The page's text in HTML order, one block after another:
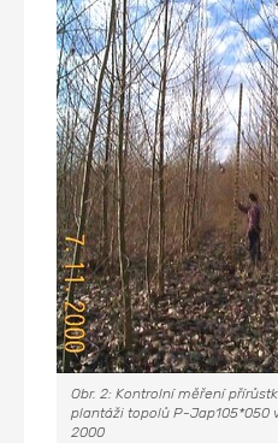
Obr. 2: Kontrolní měření
plantáži topolů P-Jap105*050 v
2000